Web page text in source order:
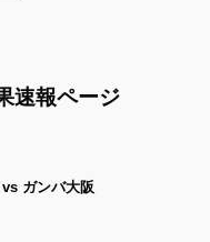
速報ページ
vs ガンバ大阪